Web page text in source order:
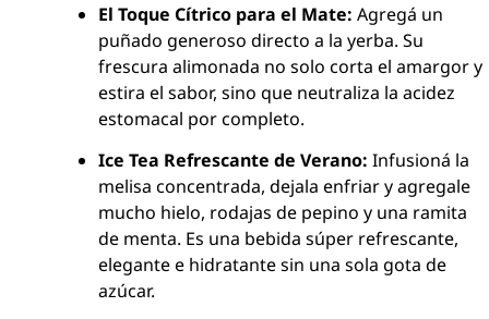
El Toque Cítrico para el Mate: Agregá un
puñado generoso directo a la yerba. Su
frescura alimonada no solo corta el amargor y
estira el sabor, sino que neutraliza la acidez
estomacal por completo.
Ice Tea Refrescante de Verano: Infusioná la
melisa concentrada, dejala enfriar y agregale
mucho hielo, rodajas de pepino y una ramita
de menta. Es una bebida súper refrescante,
elegante e hidratante sin una sola gota de
azúcar.